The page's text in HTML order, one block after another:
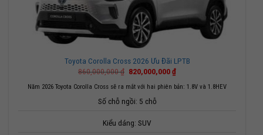
Toyota Corolla Cross 2026 Ưu Đãi LPTB
860,000,000₫ Giá
là:
820,000,000₫Giá
tại
Năm 2026 Toyota Corolla Cross sẽ ra mắt với hai phiên bản: 1.8V và 1.8HEV
Số chỗ ngồi: 5 chỗ
Kiểu dáng: SUV